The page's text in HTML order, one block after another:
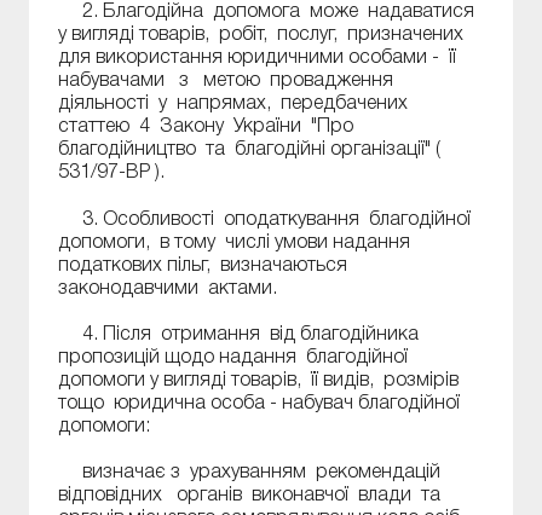
2. Благодійна допомога може надаватися
у вигляді товарів, робіт, послуг, призначених
для використання юридичними особами - її
набувачами з метою провадження
діяльності у напрямах, передбачених
статтею 4 Закону України "Про
благодійництво та благодійні організації" (
531/97-ВР ).
3. Особливості оподаткування благодійної
допомоги, в тому числі умови надання
податкових пільг, визначаються
законодавчими актами.
4. Після отримання від благодійника
пропозицій щодо надання благодійної
допомоги у вигляді товарів, її видів, розмірів
тощо юридична особа - набувач благодійної
допомоги:
визначає з урахуванням рекомендацій
відповідних органів виконавчої влади та